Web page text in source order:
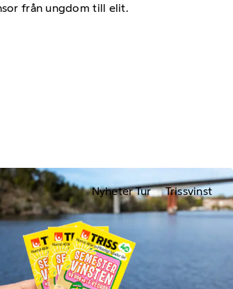
från ungdom till elit.
Nyheter Tur Trissvinst